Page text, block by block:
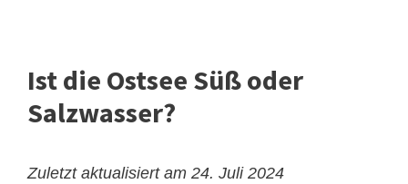
Ist die Ostsee Süß oder
Salzwasser?
Zuletzt aktualisiert am 24. Juli 2024